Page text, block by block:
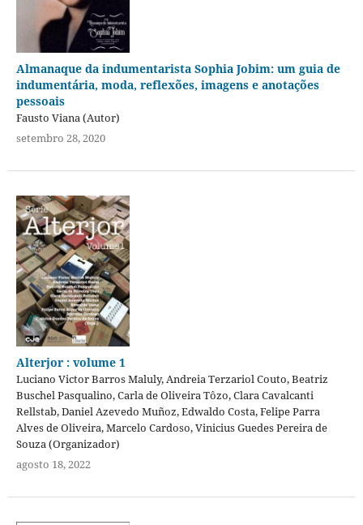
Almanaque da indumentarista Sophia Jobim: um guia de
indumentária, moda, reflexões, imagens e anotações
pessoais
Fausto Viana (Autor)
setembro 28, 2020
Alterjor : volume 1
Luciano Victor Barros Maluly, Andreia Terzariol Couto, Beatriz
Buschel Pasqualino, Carla de Oliveira Tôzo, Clara Cavalcanti
Rellstab, Daniel Azevedo Muñoz, Edwaldo Costa, Felipe Parra
Alves de Oliveira, Marcelo Cardoso, Vinicius Guedes Pereira de
Souza (Organizador)
agosto 18, 2022